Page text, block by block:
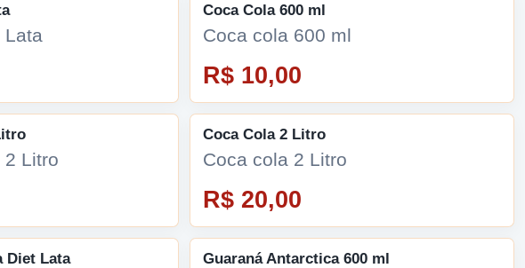
Lata
Coca Cola 600 ml
Coca cola 600 ml
R$ 10,00
2 Litro
Coca Cola 2 Litro
Coca cola 2 Litro
R$ 20,00
Diet Lata Guaraná Antarctica 600 ml